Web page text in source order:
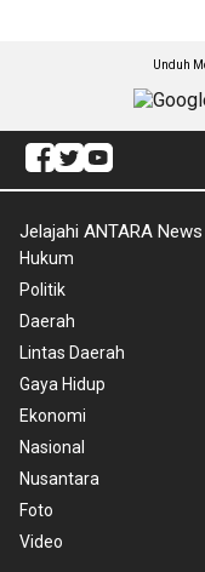
Unduh
Jelajahi ANTARA
Hukum
Politik
Daerah
Lintas Daerah
Gaya Hidup
Ekonomi
Nasional
Nusantara
Foto
Video